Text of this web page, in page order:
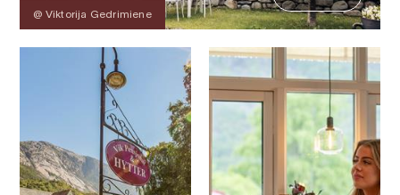
@ Viktorija Gedrimiene